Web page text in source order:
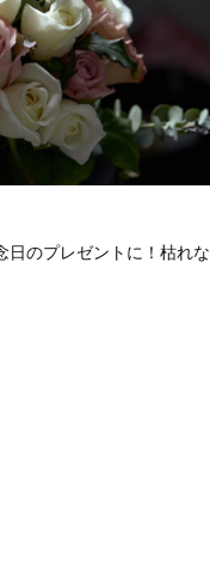
日のプレゼントに！枯れな